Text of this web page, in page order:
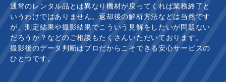
通常のレンタル品とは異なり機材が戻ってくれば業務終了と
いうわけではありません。返却後の解析方法などは当然です
が、測定結果や撮影結果でこういう見解をしたいが問題ない
だろうか？などのご相談もたくさんいただいております。
撮影後のデータ判断はプロだからこそできる安心サービスの
ひとつです。